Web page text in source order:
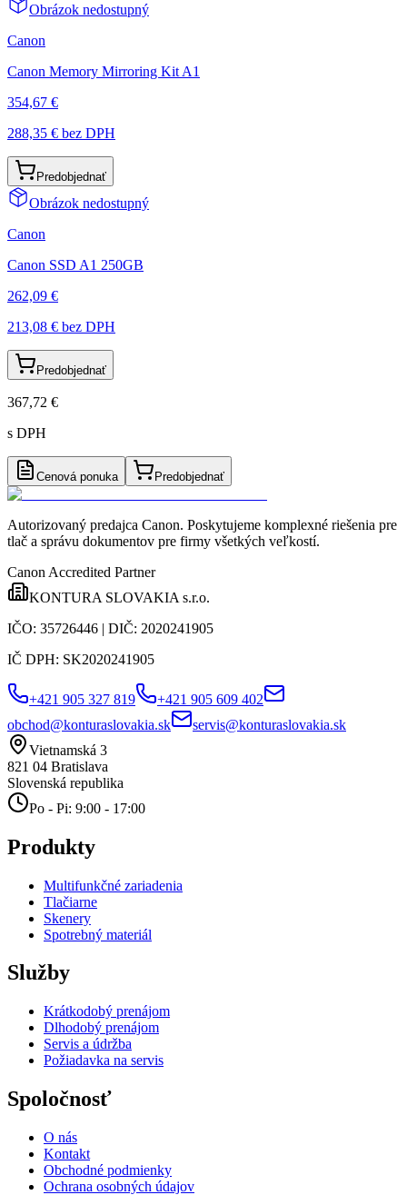
Obrázok nedostupný
Canon
Canon Memory Mirroring Kit A1
354,67 €
288,35 € bez DPH
Predobjednať
Obrázok nedostupný
Canon
Canon SSD A1 250GB
262,09 €
213,08 € bez DPH
Predobjednať
367,72 €
s DPH
Cenová ponuka Predobjednať
Autorizovaný predajca Canon. Poskytujeme komplexné riešenia pre
tlač a správu dokumentov pre firmy všetkých veľkostí.
Canon Accredited Partner
KONTURA SLOVAKIA s.r.o.
IČO: 35726446 | DIČ: 2020241905
IČ DPH: SK2020241905
+421 905 327 819
+421 905 609 402
obchod@konturaslovakia.sk
servis@konturaslovakia.sk
Vietnamská 3
821 04 Bratislava
Slovenská republika
Po - Pi: 9:00 - 17:00
Produkty
Multifunkčné zariadenia
Tlačiarne
Skenery
Spotrebný materiál
Služby
Krátkodobý prenájom
Dlhodobý prenájom
Servis a údržba
Požiadavka na servis
Spoločnosť
O nás
Kontakt
Obchodné podmienky
Ochrana osobných údajov